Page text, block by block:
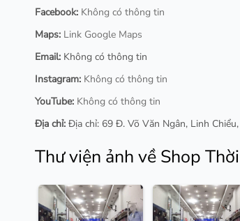
Facebook: Không có thông tin
Maps: Link Google Maps
Email: Không có thông tin
Instagram: Không có thông tin
YouTube: Không có thông tin
Địa chỉ: Địa chỉ: 69 Đ. Võ Văn Ngân, Linh
Thư viện ảnh về Shop